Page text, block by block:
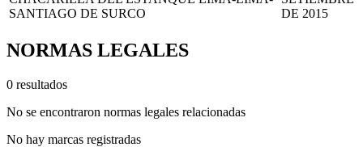
SANTIAGO DE SURCO
DE 2015
NORMAS LEGALES
0 resultados
No se encontraron normas legales relacionadas
No hay marcas registradas